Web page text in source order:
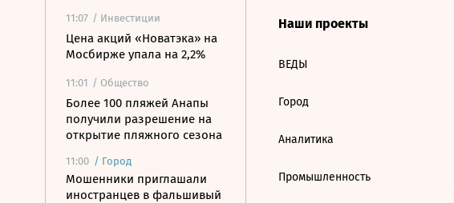
11:07 / Инвестиции
Цена акций «Новатэка» на
Мосбирже упала на 2,2%
11:01 / Общество
Более 100 пляжей Анапы
получили разрешение на
открытие пляжного сезона
11:00 / Город
Мошенники приглашали
иностранцев в фальшивый
Наши проекты
ВЕДЫ
Город
Аналитика
Промышленность